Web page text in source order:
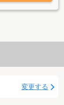
変更する